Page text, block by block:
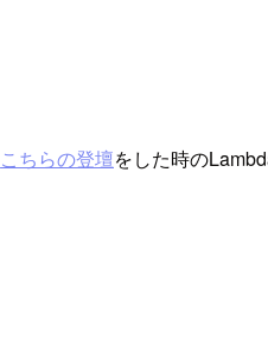
こちらの登壇をした時の